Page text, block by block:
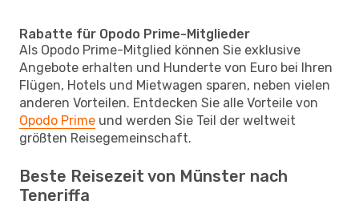
Rabatte für Opodo Prime-Mitglieder
Als Opodo Prime-Mitglied können Sie exklusive
Angebote erhalten und Hunderte von Euro bei Ihren
Flügen, Hotels und Mietwagen sparen, neben vielen
anderen Vorteilen. Entdecken Sie alle Vorteile von
Opodo Prime und werden Sie Teil der weltweit
größten Reisegemeinschaft.
Beste Reisezeit von Münster nach
Teneriffa